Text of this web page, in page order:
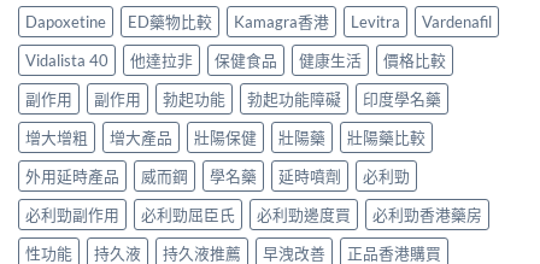
買
建
議〉
中
讀
用
法
用
完
整
教
學〉
中
港
用
真
服
用
經
驗
與
安
全
評
價：
香
港
用
家
真
實
服
用
報
告
Dapoxetine ED藥物比較 Kamagra香港 Levitra
Vardenafil
Vidalista 40
他達拉非 保健食品 健康生活
價格比較
副作用
副作用 勃起功能 勃起功能障礙
印度學名藥
增大增粗
增大產品 壯陽保健 壯陽藥
壯陽藥比較
外用延時產品
威而鋼 學名藥 延時噴劑
必利勁
必利勁副作用
必利勁屈臣氏 必利勁邊度買
必利勁香港藥房
性功能
持久液 持久液推薦 早洩改善
正品香港購買